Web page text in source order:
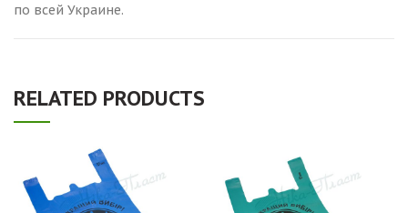
по всей Украине.
RELATED PRODUCTS